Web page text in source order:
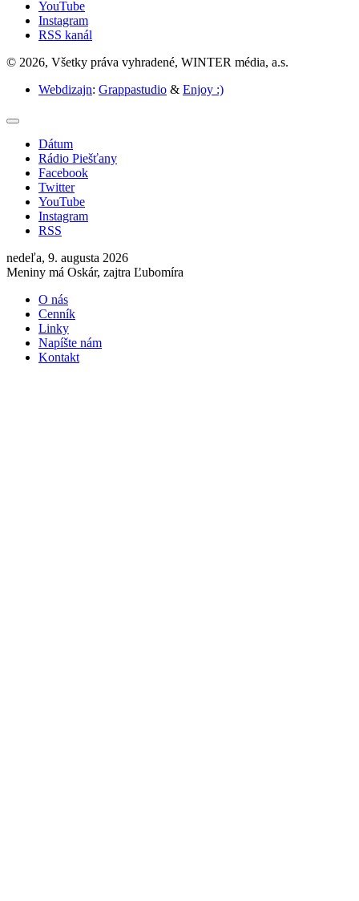
YouTube
Instagram
RSS kanál
© 2026, Všetky práva vyhradené, WINTER média, a.s.
Webdizajn: Grappastudio & Enjoy :)
Dátum
Rádio Piešťany
Facebook
Twitter
YouTube
Instagram
RSS
nedeľa, 9. augusta 2026
Meniny má Oskár, zajtra Ľubomíra
O nás
Cenník
Linky
Napíšte nám
Kontakt